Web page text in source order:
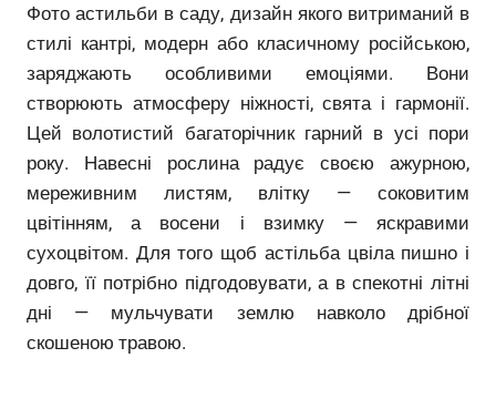
Фото астильби в саду, дизайн якого витриманий в
стилі кантрі, модерн або класичному російською,
заряджають особливими емоціями. Вони
створюють атмосферу ніжності, свята і гармонії.
Цей волотистий багаторічник гарний в усі пори
року. Навесні рослина радує своєю ажурною,
мереживним листям, влітку — соковитим
цвітінням, а восени і взимку — яскравими
сухоцвітом. Для того щоб астільба цвіла пишно і
довго, її потрібно підгодовувати, а в спекотні літні
дні — мульчувати землю навколо дрібної
скошеною травою.